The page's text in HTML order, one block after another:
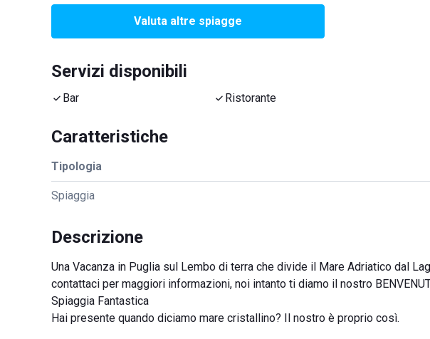
Valuta altre spiagge
Servizi disponibili
Bar Ristorante
Caratteristiche
Tipologia
Spiaggia
Descrizione
Una Vacanza in Puglia sul Lembo di terra che divide il Mare Adriatico dal
contattaci per maggiori informazioni, noi intanto ti diamo il nostro
Spiaggia Fantastica
Hai presente quando diciamo mare cristallino? Il nostro è proprio così.